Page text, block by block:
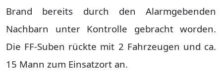
Brand bereits durch den Alarmgebenden
Nachbarn unter Kontrolle gebracht worden.
Die FF-Suben rückte mit 2 Fahrzeugen und ca.
15 Mann zum Einsatzort an.